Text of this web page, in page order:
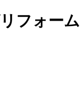
フォーム